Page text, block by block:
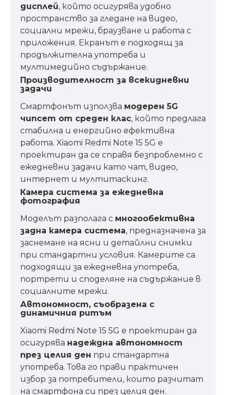
дисплей, който осигурява удобно
пространство за гледане на видео,
социални мрежи, браузване и работа с
приложения. Екранът е подходящ за
продължителна употреба и
мултимедийно съдържание.
Производителност за всекидневни
задачи
Смартфонът използва модерен 5G
чипсет от среден клас, който предлага
стабилна и енергийно ефективна
работа. Xiaomi Redmi Note 15 5G е
проектиран да се справя безпроблемно с
ежедневни задачи като чат, видео,
интернет и мултитаскинг.
Камера система за ежедневна
фотография
Моделът разполага с многообективна
задна камера система, предназначена за
заснемане на ясни и детайлни снимки
при стандартни условия. Камерите са
подходящи за ежедневна употреба,
портрети и споделяне на съдържание в
социалните мрежи.
Автономност, съобразена с
динамичния ритъм
Xiaomi Redmi Note 15 5G е проектиран да
осигурява надеждна автономност
през целия ден при стандартна
употреба. Това го прави практичен
избор за потребители, които разчитат
на смартфона си през целия ден.